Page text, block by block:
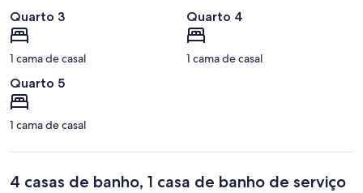
Quarto 3
1 cama de casal
Quarto 4
1 cama de casal
Quarto 5
1 cama de casal
4 casas de banho, 1 casa de banho de serviço